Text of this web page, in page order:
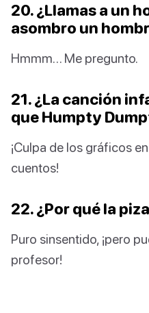
20. ¿Llamas a un
asombro un
Hmmm… Me pregunto.
21. ¿La canción
que Humpty
¡Culpa de los gráficos
cuentos!
22. ¿Por qué la
Puro sinsentido, ¡pero
profesor!